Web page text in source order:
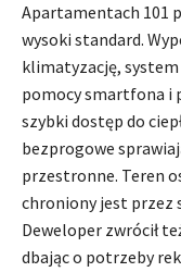
Apartamentach 101
wysoki standard.
klimatyzację,
pomocy smartfona i
szybki dostęp do
bezprogowe
przestronne. Teren
chroniony jest przez
Deweloper zwrócił
dbając o potrzeby